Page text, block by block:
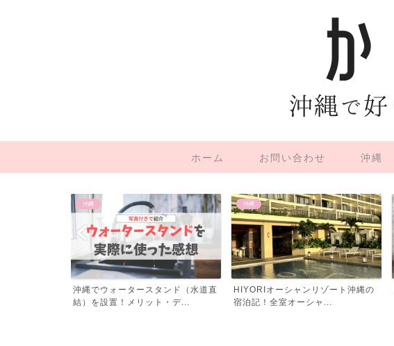
ホーム お問い合わせ 沖縄
沖縄
HIYORIオーシャンリゾート沖縄の
宿泊記！全室オーシャ...
生活
パイナップル豆乳ローションプレミ
アムの使い方は？実際に使...